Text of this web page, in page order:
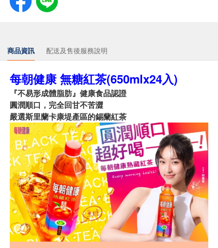
商品資訊 配送及售後服務說明
每朝健康 無糖紅茶(650mlx24入)
『不易形成體脂肪』健康食品認證
圓潤順口，完全回甘不苦澀
嚴選斯里蘭卡康堤產區的錫蘭紅茶